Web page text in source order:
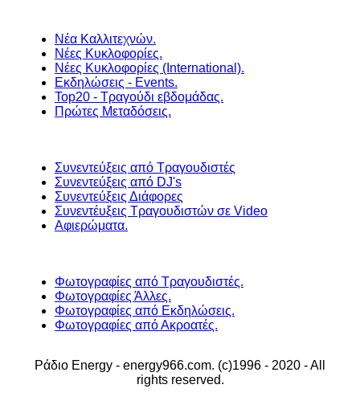
Νέα Καλλιτεχνών.
Νέες Κυκλοφορίες.
Νέες Κυκλοφορίες (International).
Εκδηλώσεις - Events.
Top20 - Τραγούδι εβδομάδας.
Πρώτες Μεταδόσεις.
Συνεντεύξεις από Τραγουδιστές
Συνεντεύξεις από DJ's
Συνεντεύξεις Διάφορες
Συνεντέυξεις Τραγουδιστών σε Video
Αφιερώματα.
Φωτογραφίες από Τραγουδιστές.
Φωτογραφίες Άλλες.
Φωτογραφίες από Εκδηλώσεις.
Φωτογραφίες από Ακροατές.
Ράδιο Energy - energy966.com. (c)1996 - 2020 - All
rights reserved.